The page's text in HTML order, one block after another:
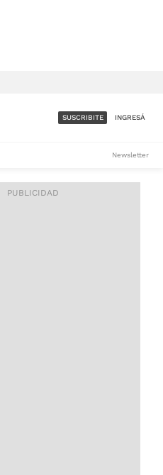
FULL - $1.800/MES
SUSCRIBITE INGRESÁ
Newsletter